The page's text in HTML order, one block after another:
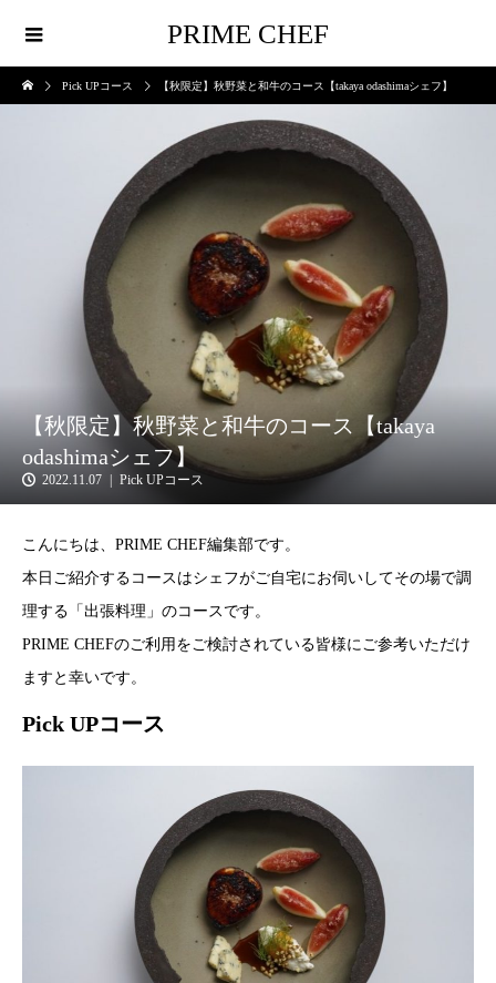
PRIME CHEF
Pick UPコース 【秋限定】秋野菜と和牛のコース【takaya odashimaシェフ】
【秋限定】秋野菜と和牛のコース【takaya
odashimaシェフ】
2022.11.07 Pick UPコース
こんにちは、PRIME CHEF編集部です。
本日ご紹介するコースはシェフがご自宅にお伺いしてその場で調
理する「出張料理」のコースです。
PRIME CHEFのご利用をご検討されている皆様にご参考いただけ
ますと幸いです。
Pick UPコース